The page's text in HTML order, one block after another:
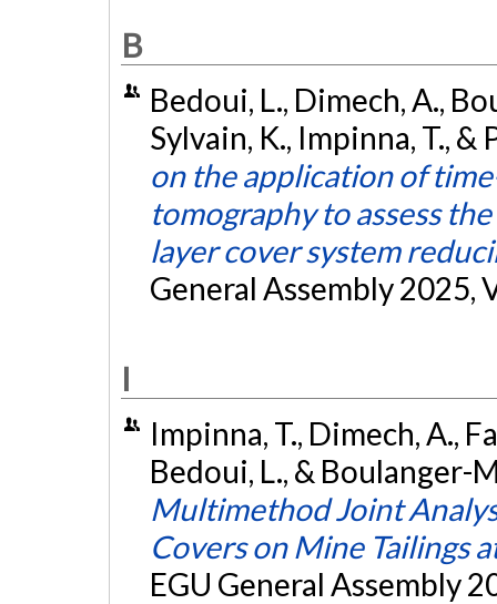
B
Bedoui, L., Dimech, A.,
Sylvain, K., Impinna, T.,
on the application of
tomography to assess
layer cover system
General Assembly 2025,
I
Impinna, T., Dimech, A.,
Bedoui, L., & Boulanger-
Multimethod Joint
Covers on Mine Tailings
EGU General Assembly